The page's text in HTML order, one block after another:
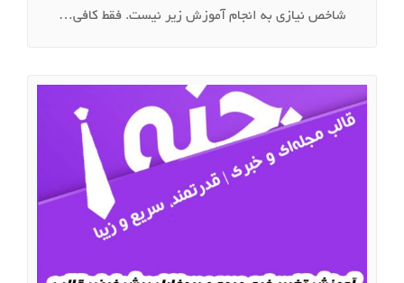
شاخص نیازی به انجام آموزش زیر نیست. فقط کافی…